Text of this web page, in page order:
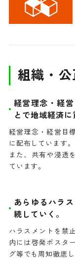
組織・公
経営理念・経
とで地域経済に
経営理念・経営目
に配布しています。
また、共有や浸透
ています。
あらゆるハラ
続していく。
ハラスメントを禁
内には啓発ポスタ
グ等でも周知徹底し